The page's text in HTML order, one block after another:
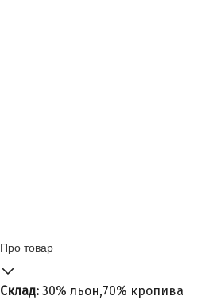
Про товар
Склад: 30% льон,70% кропива